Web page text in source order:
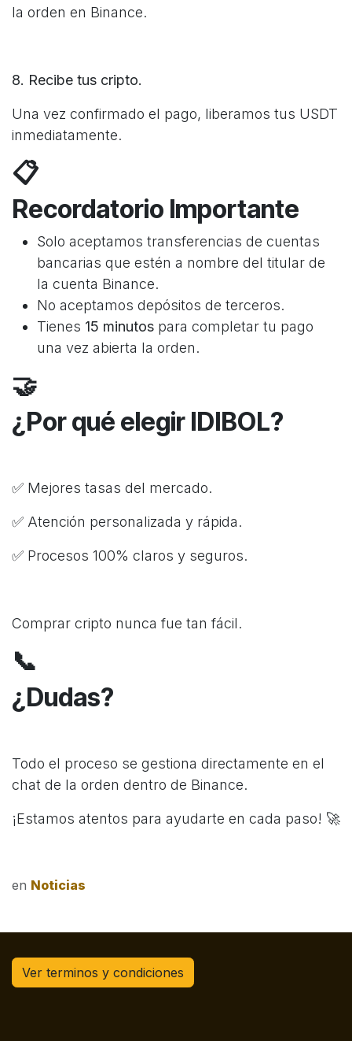
la orden en Binance.
8. Recibe tus cripto.
Una vez confirmado el pago, liberamos tus USDT
inmediatamente.
📋
Recordatorio Importante
Solo aceptamos transferencias de cuentas
bancarias que estén a nombre del titular de
la cuenta Binance.
No aceptamos depósitos de terceros.
Tienes 15 minutos para completar tu pago
una vez abierta la orden.
🤝
¿Por qué elegir IDIBOL?
✅ Mejores tasas del mercado.
✅ Atención personalizada y rápida.
✅ Procesos 100% claros y seguros.
Comprar cripto nunca fue tan fácil.
📞
¿Dudas?
Todo el proceso se gestiona directamente en el
chat de la orden dentro de Binance.
¡Estamos atentos para ayudarte en cada paso! 🚀
en Noticias
Ver terminos y condiciones